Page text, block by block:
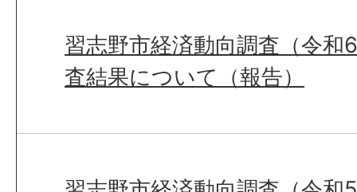
習志野市経済動向調査（令和
査結果について（報告）